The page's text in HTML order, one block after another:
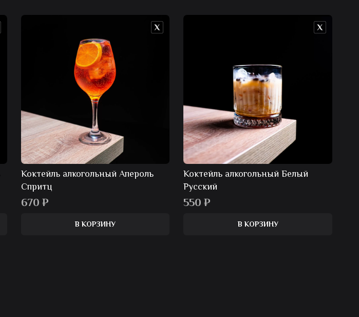
Коктейль алкогольный Апероль
Спритц
670 ₽
В КОРЗИНУ
Коктейль алкогольный Белый
Русский
550₽
В КОРЗИНУ